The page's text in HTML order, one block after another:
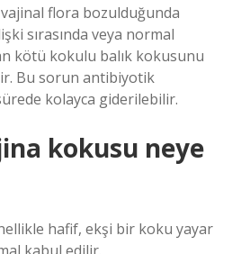
flora bozulduğunda
sırasında veya normal
kötü kokulu balık kokusunu
Bu sorun antibiyotik
kolayca giderilebilir.
kokusu neye
hafif, ekşi bir koku yayar